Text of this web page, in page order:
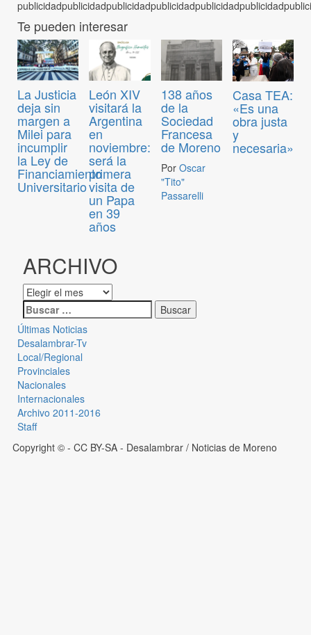
Te pueden interesar
La Justicia
deja sin
margen a
Milei para
incumplir
la Ley de
Financiamiento
Universitario
León XIV
visitará la
Argentina
en
noviembre:
será la
primera
visita de
un Papa
en 39
años
138 años
de la
Sociedad
Francesa
de Moreno
Por Oscar
"Tito"
Passarelli
Casa TEA:
«Es una
obra justa
y
necesaria»
ARCHIVO
Últimas Noticias
Desalambrar-Tv
Local/Regional
Provinciales
Nacionales
Internacionales
Archivo 2011-2016
Staff
Copyright © - CC BY-SA - Desalambrar / Noticias de Moreno